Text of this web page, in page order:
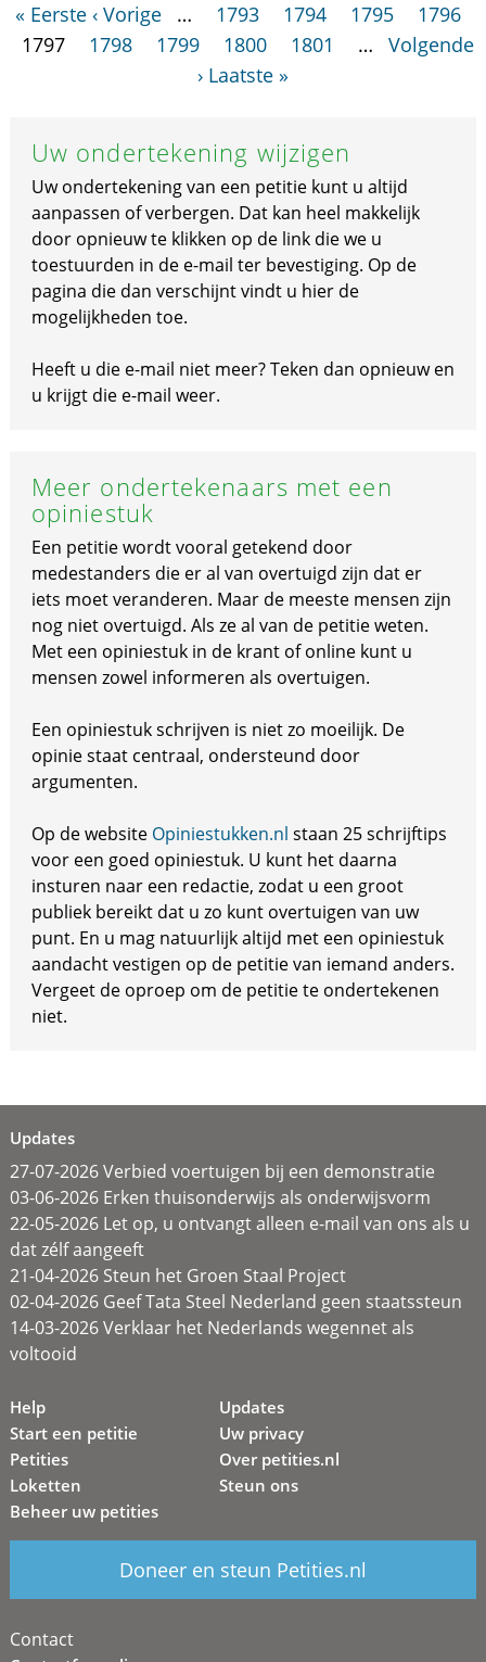
« Eerste ‹ Vorige … 1793 1794 1795
1796
1797
1798 1799 1800 1801 …
Volgende
› Laatste »
Uw ondertekening wijzigen
Uw ondertekening van een petitie kunt u altijd
aanpassen of verbergen. Dat kan heel makkelijk
door opnieuw te klikken op de link die we u
toestuurden in de e-mail ter bevestiging. Op de
pagina die dan verschijnt vindt u hier de
mogelijkheden toe.
Heeft u die e-mail niet meer? Teken dan opnieuw en
u krijgt die e-mail weer.
Meer ondertekenaars met een
opiniestuk
Een petitie wordt vooral getekend door
medestanders die er al van overtuigd zijn dat er
iets moet veranderen. Maar de meeste mensen zijn
nog niet overtuigd. Als ze al van de petitie weten.
Met een opiniestuk in de krant of online kunt u
mensen zowel informeren als overtuigen.
Een opiniestuk schrijven is niet zo moeilijk. De
opinie staat centraal, ondersteund door
argumenten.
Op de website Opiniestukken.nl staan 25 schrijftips
voor een goed opiniestuk. U kunt het daarna
insturen naar een redactie, zodat u een groot
publiek bereikt dat u zo kunt overtuigen van uw
punt. En u mag natuurlijk altijd met een opiniestuk
aandacht vestigen op de petitie van iemand anders.
Vergeet de oproep om de petitie te ondertekenen
niet.
Updates
27-07-2026 Verbied voertuigen bij een demonstratie
03-06-2026 Erken thuisonderwijs als onderwijsvorm
22-05-2026 Let op, u ontvangt alleen e-mail van ons als u
dat zélf aangeeft
21-04-2026 Steun het Groen Staal Project
02-04-2026 Geef Tata Steel Nederland geen staatssteun
14-03-2026 Verklaar het Nederlands wegennet als
voltooid
Help
Start een petitie
Petities
Loketten
Beheer uw petities
Updates
Uw privacy
Over petities.nl
Steun ons
Doneer en steun Petities.nl
Contact